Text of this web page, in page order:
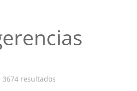
resultadosOrdenado